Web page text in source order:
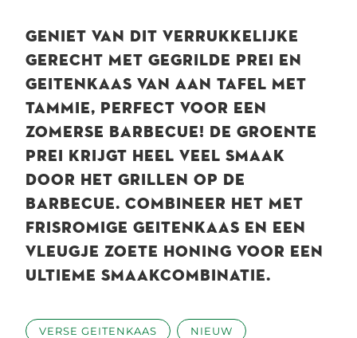
GENIET VAN DIT VERRUKKELIJKE
GERECHT MET GEGRILDE PREI EN
GEITENKAAS VAN AAN TAFEL MET
TAMMIE, PERFECT VOOR EEN
ZOMERSE BARBECUE! DE GROENTE
PREI KRIJGT HEEL VEEL SMAAK
DOOR HET GRILLEN OP DE
BARBECUE. COMBINEER HET MET
FRISROMIGE GEITENKAAS EN EEN
VLEUGJE ZOETE HONING VOOR EEN
ULTIEME SMAAKCOMBINATIE.
VERSE GEITENKAAS NIEUW